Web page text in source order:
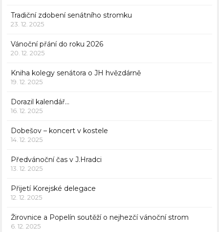
Tradiční zdobení senátního stromku
23. 12. 2025
Vánoční přání do roku 2026
20. 12. 2025
Kniha kolegy senátora o JH hvězdárně
19. 12. 2025
Dorazil kalendář…
16. 12. 2025
Dobešov – koncert v kostele
14. 12. 2025
Předvánoční čas v J.Hradci
13. 12. 2025
Přijetí Korejské delegace
12. 12. 2025
Žirovnice a Popelín soutěží o nejhezčí vánoční strom
6. 12. 2025